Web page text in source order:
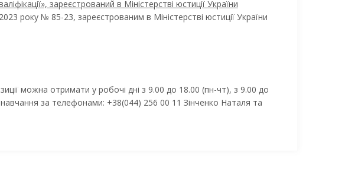
зареєстрований в Міністерстві юстиції України
року № 85-23, зареєстрованим в Міністерстві юстиції України
можна отримати у робочі дні з 9.00 до 18.00 (пн-чт), з 9.00 до
за телефонами: +38(044) 256 00 11 Зінченко Наталя та